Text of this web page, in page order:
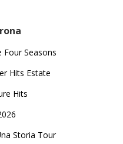
Four Seasons
Hits Estate
Hits
Storia Tour